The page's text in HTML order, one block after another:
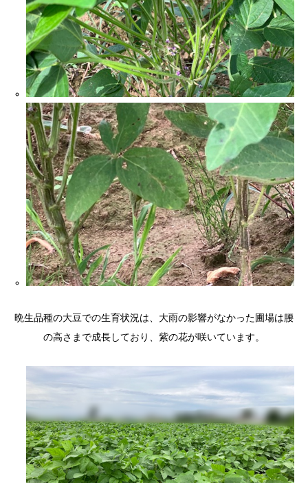
晩生品種の大豆での生育状況は、大雨の影響がなかった圃場は腰
の高さまで成長しており、紫の花が咲いています。